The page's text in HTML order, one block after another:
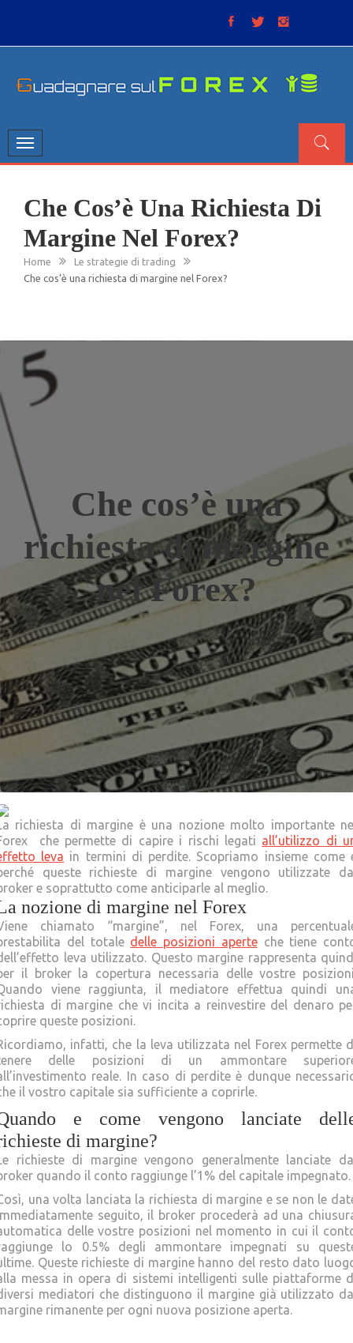
Toggle
navigation
Che Cos’è Una Richiesta Di
Margine Nel Forex?
Home
Le strategie di trading
Che cos’è una richiesta di margine nel Forex?
Che cos’è una
richiesta di margine
nel Forex?
richiesta di margine è una nozione molto importante
che permette di capire i rischi legati all’utilizzo di
leva in termini di perdite. Scopriamo insieme come
queste richieste di margine vengono utilizzate
e soprattutto come anticiparle al meglio.
nozione di margine nel Forex
chiamato “margine”, nel Forex, una
del totale delle posizioni aperteche tiene
leva utilizzato. Questo margine rappresenta
il broker la copertura necessaria delle vostre
viene raggiunta, il mediatore effettua quindi
di margine che vi incita a reinvestire del denaro
queste posizioni.
infatti, che la leva utilizzata nel Forex permette
delle posizioni di un ammontare
reale. In caso di perdite è dunque
il vostro capitale sia sufficiente a coprirle.
e come vengono lanciate
di margine?
richieste di margine vengono generalmente lanciate
quando il conto raggiunge l’1% del capitale impegnato.
una volta lanciata la richiesta di margine e se non le
seguito, il broker procederà ad una
delle vostre posizioni nel momento in cui il
lo 0.5% degli ammontare impegnati su
Queste richieste di margine hanno del resto dato
messa in opera di sistemi intelligenti sulle piattaforme
mediatori che distinguono il margine già utilizzato
rimanente per ogni nuova posizione aperta.